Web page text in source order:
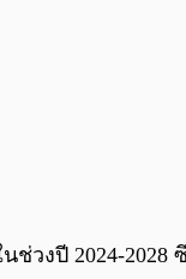
ช่วงปี 2024-2028